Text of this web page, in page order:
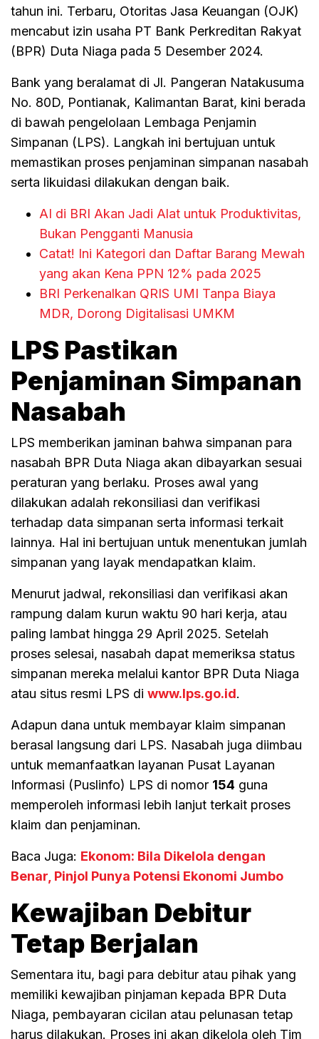
tahun ini. Terbaru, Otoritas Jasa Keuangan (OJK)
mencabut izin usaha PT Bank Perkreditan Rakyat
(BPR) Duta Niaga pada 5 Desember 2024.
Bank yang beralamat di Jl. Pangeran Natakusuma
No. 80D, Pontianak, Kalimantan Barat, kini berada
di bawah pengelolaan Lembaga Penjamin
Simpanan (LPS). Langkah ini bertujuan untuk
memastikan proses penjaminan simpanan nasabah
serta likuidasi dilakukan dengan baik.
AI di BRI Akan Jadi Alat untuk Produktivitas,
Bukan Pengganti Manusia
Catat! Ini Kategori dan Daftar Barang Mewah
yang akan Kena PPN 12% pada 2025
BRI Perkenalkan QRIS UMI Tanpa Biaya
MDR, Dorong Digitalisasi UMKM
LPS Pastikan
Penjaminan Simpanan
Nasabah
LPS memberikan jaminan bahwa simpanan para
nasabah BPR Duta Niaga akan dibayarkan sesuai
peraturan yang berlaku. Proses awal yang
dilakukan adalah rekonsiliasi dan verifikasi
terhadap data simpanan serta informasi terkait
lainnya. Hal ini bertujuan untuk menentukan jumlah
simpanan yang layak mendapatkan klaim.
Menurut jadwal, rekonsiliasi dan verifikasi akan
rampung dalam kurun waktu 90 hari kerja, atau
paling lambat hingga 29 April 2025. Setelah
proses selesai, nasabah dapat memeriksa status
simpanan mereka melalui kantor BPR Duta Niaga
atau situs resmi LPS di www.lps.go.id.
Adapun dana untuk membayar klaim simpanan
berasal langsung dari LPS. Nasabah juga diimbau
untuk memanfaatkan layanan Pusat Layanan
Informasi (Puslinfo) LPS di nomor 154 guna
memperoleh informasi lebih lanjut terkait proses
klaim dan penjaminan.
Baca Juga: Ekonom: Bila Dikelola dengan
Benar, Pinjol Punya Potensi Ekonomi Jumbo
Kewajiban Debitur
Tetap Berjalan
Sementara itu, bagi para debitur atau pihak yang
memiliki kewajiban pinjaman kepada BPR Duta
Niaga, pembayaran cicilan atau pelunasan tetap
harus dilakukan. Proses ini akan dikelola oleh Tim